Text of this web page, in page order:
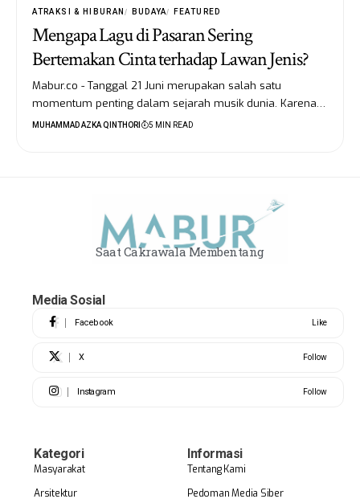
ATRAKSI & HIBURAN BUDAYA FEATURED
Mengapa Lagu di Pasaran Sering
Bertemakan Cinta terhadap Lawan Jenis?
Mabur.co - Tanggal 21 Juni merupakan salah satu
momentum penting dalam sejarah musik dunia. Karena…
MUHAMMAD AZKA QINTHORI 5 MIN READ
Saat Cakrawala Membentang
Media Sosial
Facebook Like
X Follow
Instagram Follow
Kategori
Masyarakat
Arsitektur
Informasi
Tentang Kami
Pedoman Media Siber